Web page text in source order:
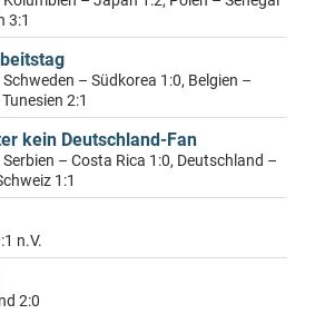
3:1
– Südkorea 1:0, Belgien –
2:1
kein Deutschland-Fan
– Costa Rica 1:0, Deutschland –
1:1
n.V.
2:0